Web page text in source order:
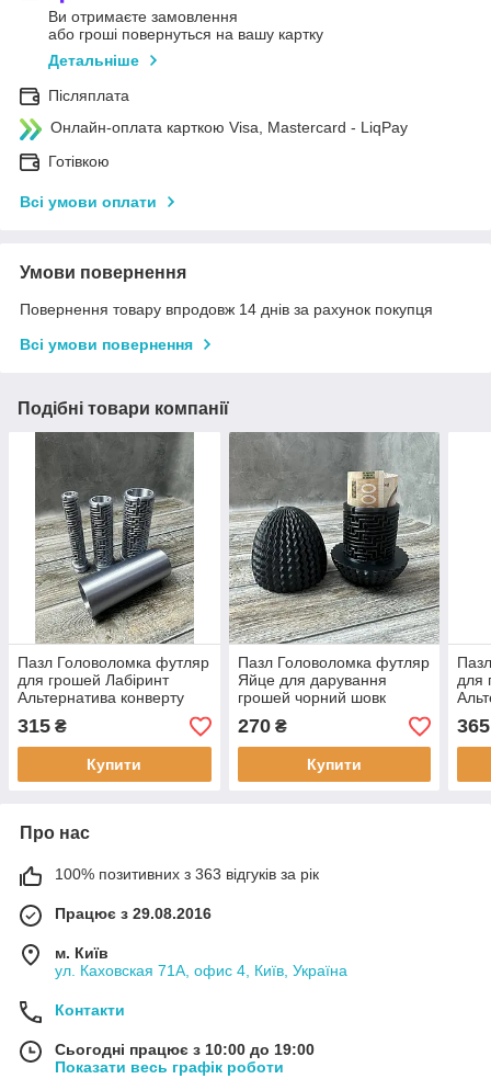
Ви отримаєте замовлення
або гроші повернуться на вашу картку
Детальніше
Післяплата
Онлайн-оплата карткою Visa, Mastercard - LiqPay
Готівкою
Всі умови оплати
Умови повернення
Повернення товару впродовж 14 днів за рахунок покупця
Всі умови повернення
Подібні товари компанії
Пазл Головоломка футляр
для грошей Лабіринт
Альтернатива конверту
для грошей Шовк Срібло з
точками
315 ₴
Купити
Пазл Головоломка футляр
Яйце для дарування
грошей чорний шовк
конверту
270₴
Купити
для
з
365
Про нас
100% позитивних з 363 відгуків за рік
Працює з 29.08.2016
м. Київ
ул. Каховская 71А, офис 4, Київ, Україна
Контакти
Сьогодні працює з 10:00 до 19:00
Показати весь графік роботи